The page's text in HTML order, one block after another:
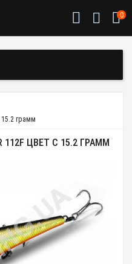
0
15.2 грамм
112F ЦВЕТ C 15.2 ГРАММ